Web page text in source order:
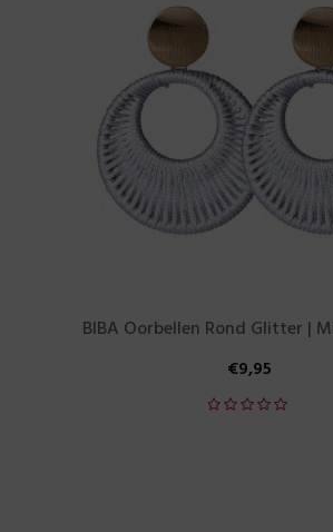
BIBA Oorbellen Rond Glitter |
€9,95